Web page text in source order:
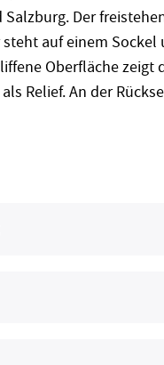
Der
auf einem
Oberfläche zeigt
Relief. An der